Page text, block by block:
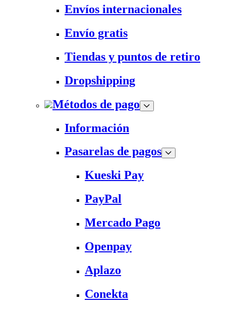
Envíos internacionales
Envío gratis
Tiendas y puntos de retiro
Dropshipping
Métodos de pago
Información
Pasarelas de pagos
Kueski Pay
PayPal
Mercado Pago
Openpay
Aplazo
Conekta